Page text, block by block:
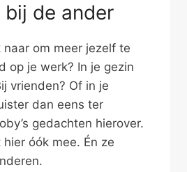
de ander
naar om meer jezelf te
op je werk? In je gezin
vrienden? Of in je
dan eens ter
gedachten hierover.
óók mee. Én ze